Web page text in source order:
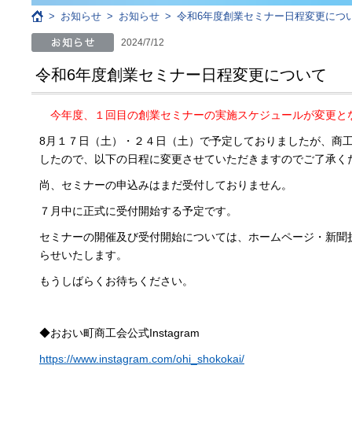
> お知らせ > お知らせ > 令和6年度創業セミナー日程変更につ
2024/7/12
令和6年度創業セミナー日程変更について
今年度、１回目の創業セミナーの実施スケジュールが変更と
8月１７日（土）・２４日（土）で予定しておりましたが、商
したので、以下の日程に変更させていただきますのでご了承く
尚、セミナーの申込みはまだ受付しておりません。
７月中に正式に受付開始する予定です。
セミナーの開催及び受付開始については、ホームページ・新
らせいたします。
もうしばらくお待ちください。
◆おおい町商工会公式Instagram
https://www.instagram.com/ohi_shokokai/